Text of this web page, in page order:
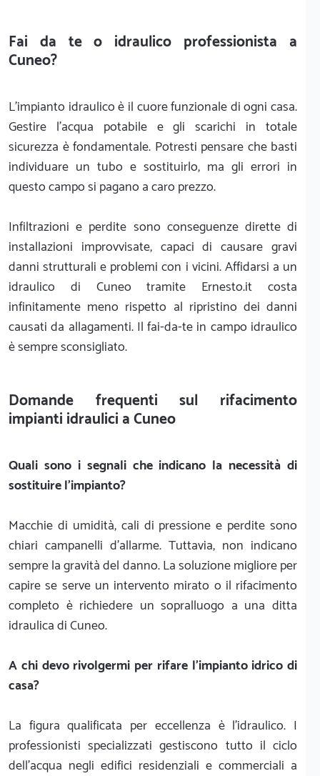
Fai da te o idraulico professionista a
Cuneo?
L'impianto idraulico è il cuore funzionale di ogni casa.
Gestire l'acqua potabile e gli scarichi in totale
sicurezza è fondamentale. Potresti pensare che basti
individuare un tubo e sostituirlo, ma gli errori in
questo campo si pagano a caro prezzo.
Infiltrazioni e perdite sono conseguenze dirette di
installazioni improvvisate, capaci di causare gravi
danni strutturali e problemi con i vicini. Affidarsi a un
idraulico di Cuneo tramite Ernesto.it costa
infinitamente meno rispetto al ripristino dei danni
causati da allagamenti. Il fai-da-te in campo idraulico
è sempre sconsigliato.
Domande frequenti sul rifacimento
impianti idraulici a Cuneo
Quali sono i segnali che indicano la necessità di
sostituire l'impianto?
Macchie di umidità, cali di pressione e perdite sono
chiari campanelli d'allarme. Tuttavia, non indicano
sempre la gravità del danno. La soluzione migliore per
capire se serve un intervento mirato o il rifacimento
completo è richiedere un sopralluogo a una ditta
idraulica di Cuneo.
A chi devo rivolgermi per rifare l'impianto idrico di
casa?
La figura qualificata per eccellenza è l'idraulico. I
professionisti specializzati gestiscono tutto il ciclo
dell'acqua negli edifici residenziali e commerciali a